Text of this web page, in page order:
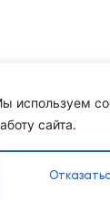
используем
сайта.